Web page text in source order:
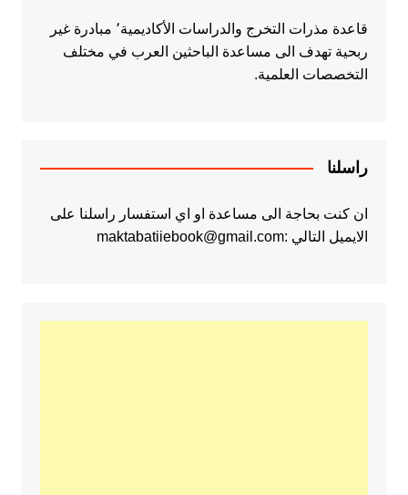
قاعدة مذرات التخرج والدراسات الأكاديمية٬ مبادرة غير
ربحية تهدف الى مساعدة الباحثين العرب في مختلف
التخصصات العلمية.
راسلنا
ان كنت بحاجة الى مساعدة او اي استفسار راسلنا على
الايميل التالي :maktabatiiebook@gmail.com